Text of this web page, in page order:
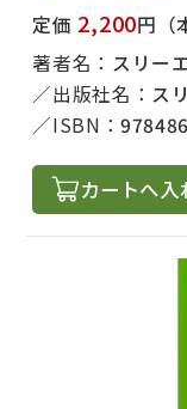
定価 2,200円
著者名： スリー
出版社名： ス
ISBN：
カートへ入